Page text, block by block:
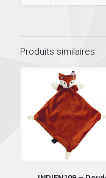
Produits similaires